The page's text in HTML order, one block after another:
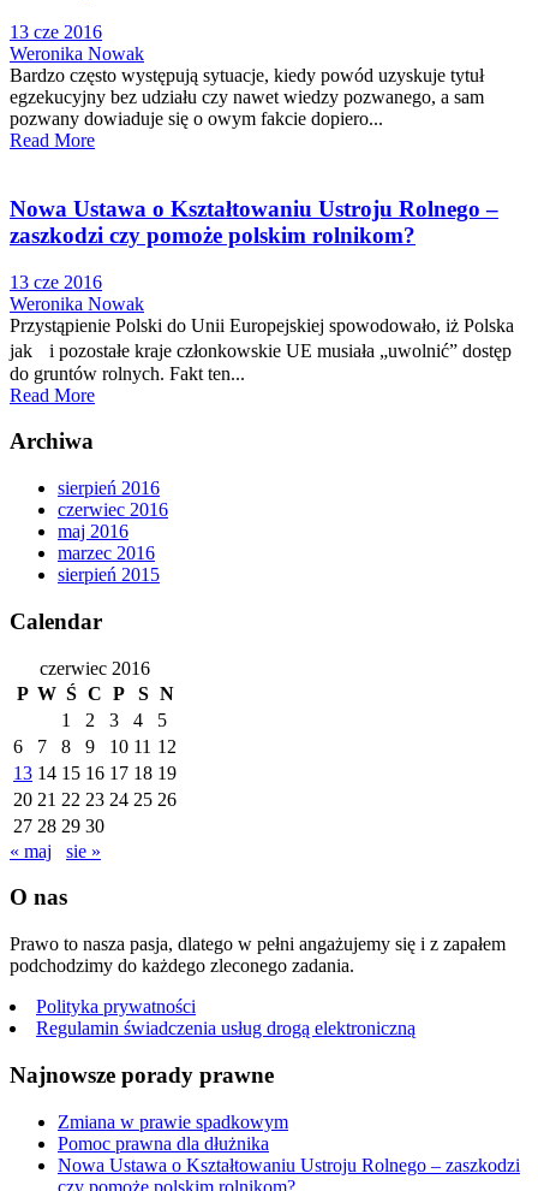
13 cze 2016
Weronika Nowak
Bardzo często występują sytuacje, kiedy powód uzyskuje tytuł
egzekucyjny bez udziału czy nawet wiedzy pozwanego, a sam
pozwany dowiaduje się o owym fakcie dopiero...
Read More
Nowa Ustawa o Kształtowaniu Ustroju Rolnego –
zaszkodzi czy pomoże polskim rolnikom?
13 cze 2016
Weronika Nowak
Przystąpienie Polski do Unii Europejskiej spowodowało, iż Polska
jak i pozostałe kraje członkowskie UE musiała „uwolnić” dostęp
do gruntów rolnych. Fakt ten...
Read More
Archiwa
sierpień 2016
czerwiec 2016
maj 2016
marzec 2016
sierpień 2015
Calendar
czerwiec 2016
P W Ś C P S N
1
2 3 4
5
6
7 8 9 10 11 12
13 14 15 16 17 18 19
20 21 22 23 24 25 26
27 28 29 30
« maj
sie »
O nas
Prawo to nasza pasja, dlatego w pełni angażujemy się i z zapałem
podchodzimy do każdego zleconego zadania.
Polityka prywatności
Regulamin świadczenia usług drogą elektroniczną
Najnowsze porady prawne
Zmiana w prawie spadkowym
Pomoc prawna dla dłużnika
Nowa Ustawa o Kształtowaniu Ustroju Rolnego – zaszkodzi
czy pomoże polskim rolnikom?